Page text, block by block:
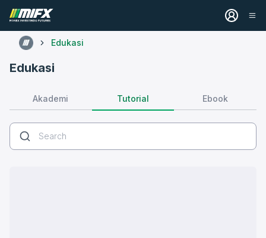
Edukasi
Edukasi
Akademi Tutorial Ebook